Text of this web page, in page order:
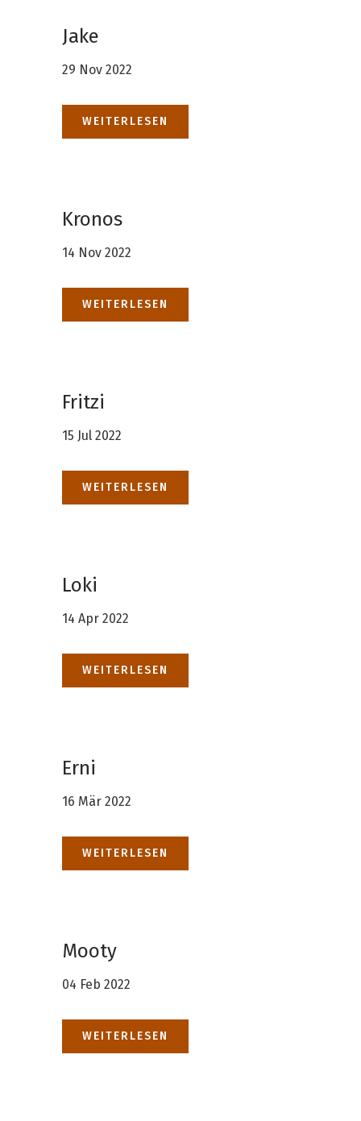
Jake
29 Nov 2022
WEITERLESEN
Kronos
14 Nov 2022
WEITERLESEN
Fritzi
15 Jul 2022
WEITERLESEN
Loki
14 Apr 2022
WEITERLESEN
Erni
16 Mär 2022
WEITERLESEN
Mooty
04 Feb 2022
WEITERLESEN